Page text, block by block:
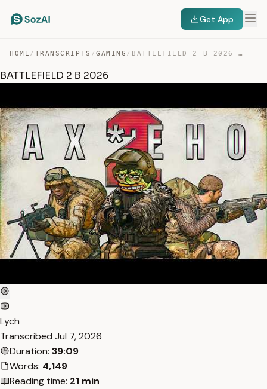
Get App
HOME / TRANSCRIPTS /GAMING / BATTLEFIELD 2 В 2026 — TRANSCRIPT
BATTLEFIELD 2 В 2026
Lych
Transcribed Jul 7, 2026
Duration: 39:09
Words: 4,149
Reading time: 21 min